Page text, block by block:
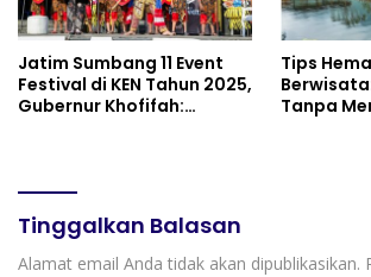
Jatim Sumbang 11 Event
Festival di KEN Tahun 2025,
Gubernur Khofifah:
Tips
Tanpa
Tinggalkan Balasan
Alamat email Anda tidak akan dipublikasikan.